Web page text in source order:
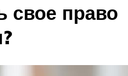
свое право